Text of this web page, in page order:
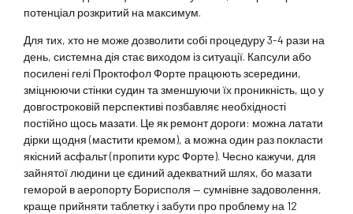
потенціал розкритий на максимум.
Для тих, хто не може дозволити собі процедуру 3-4 рази на
день, системна дія стає виходом із ситуації. Капсули або
посилені гелі Проктофол Форте працюють зсередини,
зміцнюючи стінки судин та зменшуючи їх проникність, що у
довгостроковій перспективі позбавляє необхідності
постійно щось мазати. Це як ремонт дороги: можна латати
дірки щодня (мастити кремом), а можна один раз покласти
якісний асфальт (пропити курс Форте). Чесно кажучи, для
зайнятої людини це єдиний адекватний шлях, бо мазати
геморой в аеропорту Борисполя — сумнівне задоволення,
краще прийняти таблетку і забути про проблему на 12